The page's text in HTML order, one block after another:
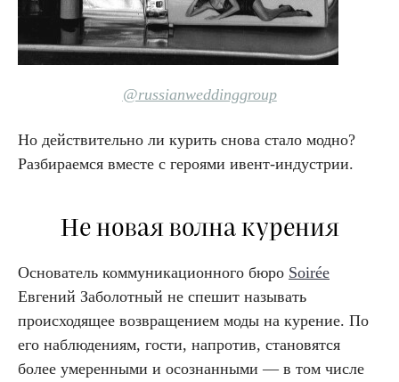
@russianweddinggroup
Но действительно ли курить снова стало модно?
Разбираемся вместе с героями ивент-индустрии.
Не новая волна курения
Основатель коммуникационного бюро Soirée
Евгений Заболотный не спешит называть
происходящее возвращением моды на курение. По
его наблюдениям, гости, напротив, становятся
более умеренными и осознанными — в том числе